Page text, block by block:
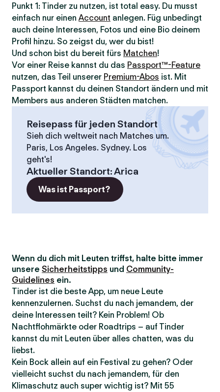
Punkt 1: Tinder zu nutzen, ist total easy. Du musst
einfach nur einenAccount anlegen. Füg unbedingt
auch deine Interessen, Fotos und eine Bio deinem
Profil hinzu. So zeigst du, wer du bist!
Und schon bist du bereit fürs Matchen!
Vor einer Reise kannst du das Passport™-Feature
nutzen, das Teil unserer Premium-Abos ist. Mit
Passport kannst du deinen Standort ändern und mit
Members aus anderen Städten matchen.
Reisepass für jeden Standort
Sieh dich weltweit nach Matches um.
Paris, Los Angeles. Sydney. Los
geht's!
Aktueller Standort:Arica
Was ist Passport?
Wenn du dich mit Leuten triffst, halte bitte immer
unsere Sicherheitstipps und Community-
Guidelines ein.
Tinder ist die beste App, um neue Leute
kennenzulernen. Suchst du nach jemandem, der
deine Interessen teilt? Kein Problem! Ob
Nachtflohmärkte oder Roadtrips – auf Tinder
kannst du mit Leuten über alles chatten, was du
liebst.
Kein Bock allein auf ein Festival zu gehen? Oder
vielleicht suchst du nach jemandem, für den
Klimaschutz auch super wichtig ist? Mit 55